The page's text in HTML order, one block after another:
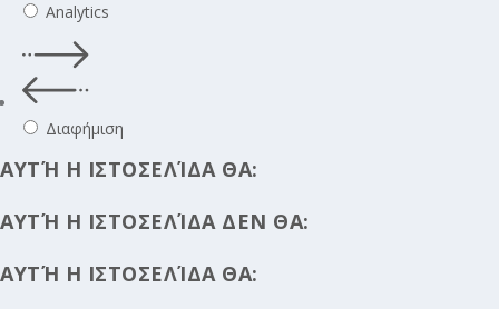
Analytics
Διαφήμιση
ΑΥΤΉ Η ΙΣΤΟΣΕΛΊΔΑ ΘΑ:
ΑΥΤΉ Η ΙΣΤΟΣΕΛΊΔΑ ΔΕΝ ΘΑ:
ΑΥΤΉ Η ΙΣΤΟΣΕΛΊΔΑ ΘΑ: